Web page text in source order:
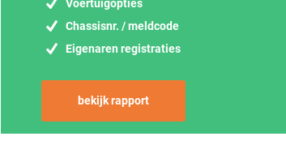
Voertuigopties
Chassisnr. / meldcode
Eigenaren registraties
bekijk rapport